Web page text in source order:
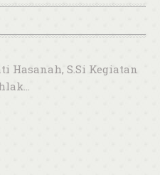
Hasanah, S.Si Kegiatan